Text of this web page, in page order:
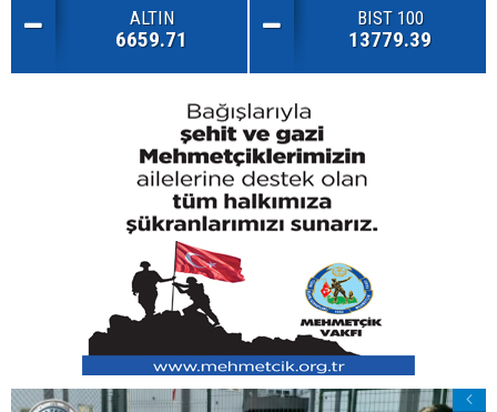
ALTIN
6659.71
BIST 100
13779.39